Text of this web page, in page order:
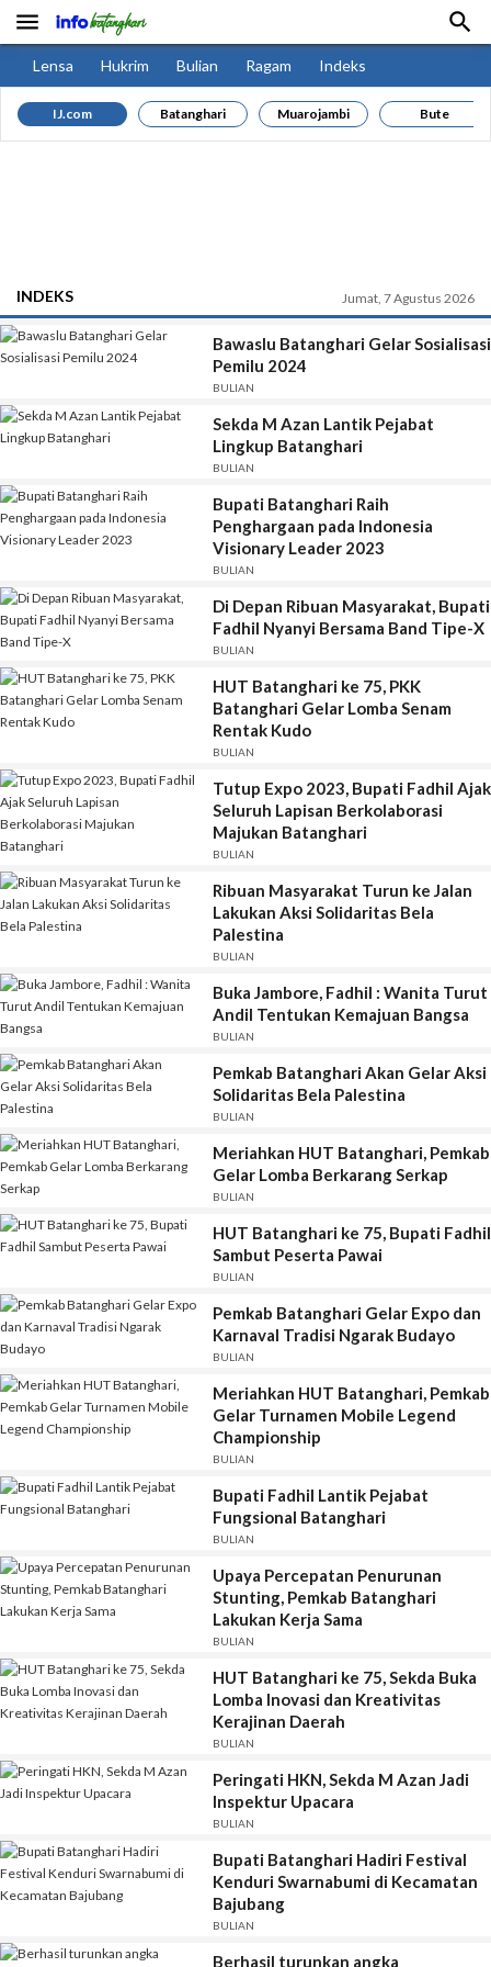
 
Lensa Hukrim Bulian Ragam Indeks
IJ.com Batanghari Muarojambi Bute
INDEKS Jumat, 7 Agustus 2026
Bawaslu Batanghari Gelar Sosialisasi
Pemilu 2024
BULIAN
Sekda M Azan Lantik Pejabat
Lingkup Batanghari
BULIAN
Bupati Batanghari Raih
Penghargaan pada Indonesia
Visionary Leader 2023
BULIAN
Di Depan Ribuan Masyarakat, Bupati
Fadhil Nyanyi Bersama Band Tipe-X
BULIAN
HUT Batanghari ke 75, PKK
Batanghari Gelar Lomba Senam
Rentak Kudo
BULIAN
Tutup Expo 2023, Bupati Fadhil Ajak
Seluruh Lapisan Berkolaborasi
Majukan Batanghari
BULIAN
Ribuan Masyarakat Turun ke Jalan
Lakukan Aksi Solidaritas Bela
Palestina
BULIAN
Buka Jambore, Fadhil : Wanita Turut
Andil Tentukan Kemajuan Bangsa
BULIAN
Pemkab Batanghari Akan Gelar Aksi
Solidaritas Bela Palestina
BULIAN
Meriahkan HUT Batanghari, Pemkab
Gelar Lomba Berkarang Serkap
BULIAN
HUT Batanghari ke 75, Bupati Fadhil
Sambut Peserta Pawai
BULIAN
Pemkab Batanghari Gelar Expo dan
Karnaval Tradisi Ngarak Budayo
BULIAN
Meriahkan HUT Batanghari, Pemkab
Gelar Turnamen Mobile Legend
Championship
BULIAN
Bupati Fadhil Lantik Pejabat
Fungsional Batanghari
BULIAN
Upaya Percepatan Penurunan
Stunting, Pemkab Batanghari
Lakukan Kerja Sama
BULIAN
HUT Batanghari ke 75, Sekda Buka
Lomba Inovasi dan Kreativitas
Kerajinan Daerah
BULIAN
Peringati HKN, Sekda M Azan Jadi
Inspektur Upacara
BULIAN
Bupati Batanghari Hadiri Festival
Kenduri Swarnabumi di Kecamatan
Bajubang
BULIAN
Berhasil turunkan angka